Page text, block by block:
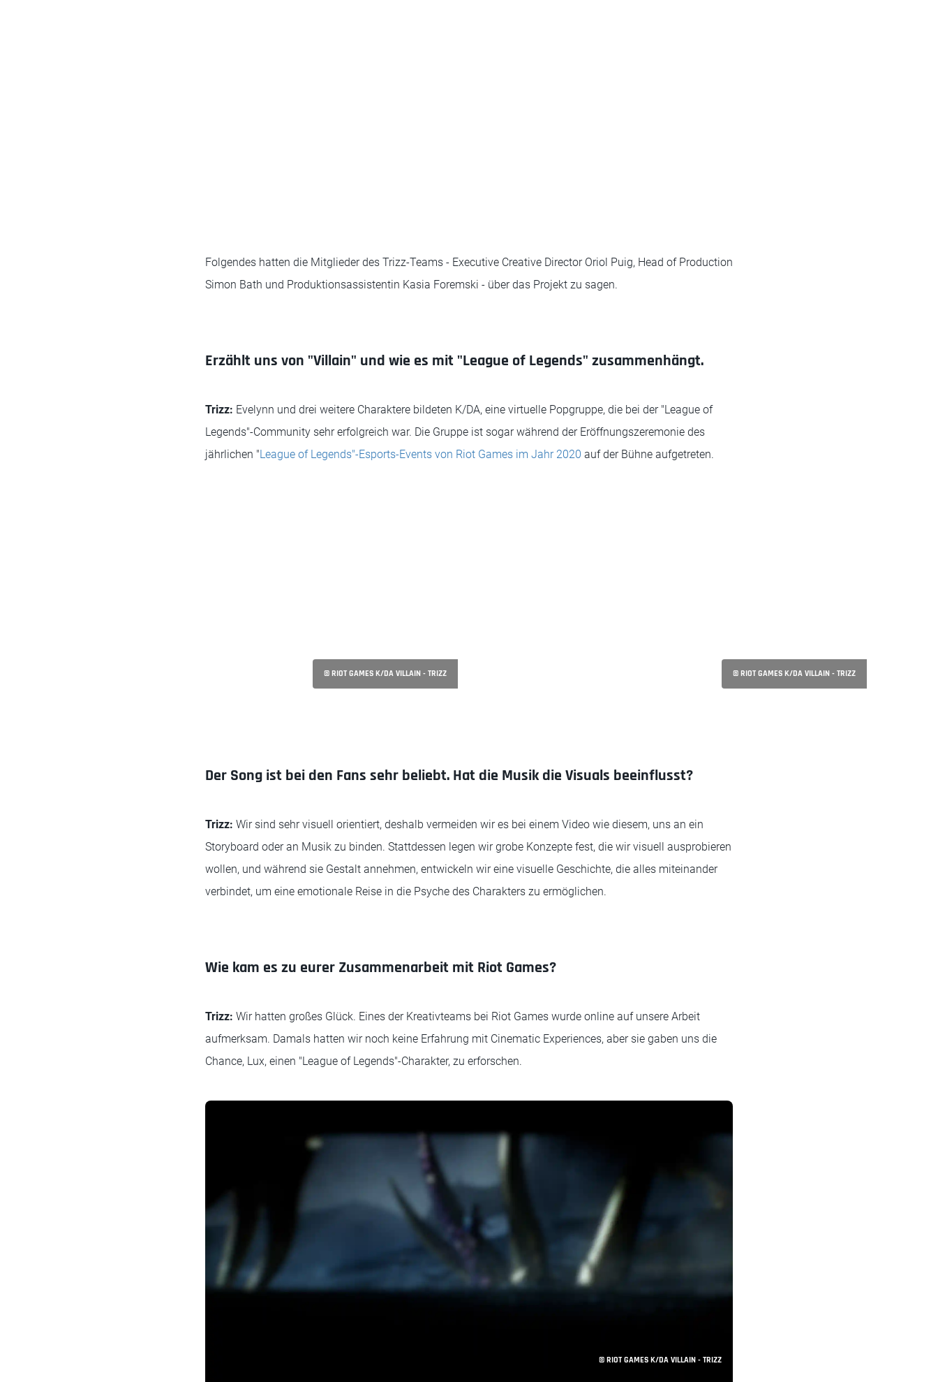
Folgendes hatten die Mitglieder des Trizz-Teams - Executive Creative Director Oriol Puig, Head of Production
Simon Bath und Produktionsassistentin Kasia Foremski - über das Projekt zu sagen.
Erzählt uns von "Villain" und wie es mit "League of Legends" zusammenhängt.
Trizz: Evelynn und drei weitere Charaktere bildeten K/DA, eine virtuelle Popgruppe, die bei der "League of
Legends"-Community sehr erfolgreich war. Die Gruppe ist sogar während der Eröffnungszeremonie des
jährlichen "League of Legends"-Esports-Events von Riot Games im Jahr 2020 auf der Bühne aufgetreten.
© RIOT GAMES K/DA VILLAIN - TRIZZ © RIOT GAMES K/DA VILLAIN - TRIZZ
Der Song ist bei den Fans sehr beliebt. Hat die Musik die Visuals beeinflusst?
Trizz: Wir sind sehr visuell orientiert, deshalb vermeiden wir es bei einem Video wie diesem, uns an ein
Storyboard oder an Musik zu binden. Stattdessen legen wir grobe Konzepte fest, die wir visuell ausprobieren
wollen, und während sie Gestalt annehmen, entwickeln wir eine visuelle Geschichte, die alles miteinander
verbindet, um eine emotionale Reise in die Psyche des Charakters zu ermöglichen.
Wie kam es zu eurer Zusammenarbeit mit Riot Games?
Trizz: Wir hatten großes Glück. Eines der Kreativteams bei Riot Games wurde online auf unsere Arbeit
aufmerksam. Damals hatten wir noch keine Erfahrung mit Cinematic Experiences, aber sie gaben uns die
Chance, Lux, einen "League of Legends"-Charakter, zu erforschen.
© RIOT GAMES K/DA VILLAIN - TRIZZ